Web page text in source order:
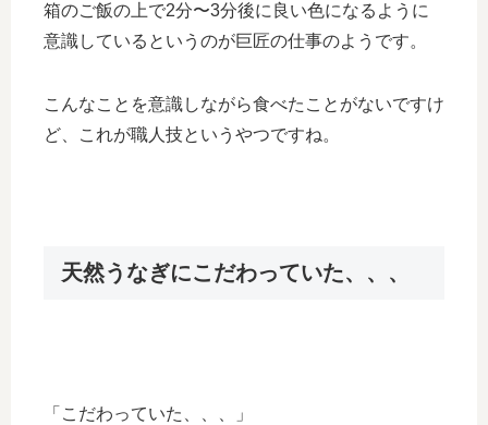
箱のご飯の上で2分〜3分後に良い色になるように
意識しているというのが巨匠の仕事のようです。
こんなことを意識しながら食べたことがないですけ
ど、これが職人技というやつですね。
天然うなぎにこだわっていた、、、
「こだわっていた、、、」